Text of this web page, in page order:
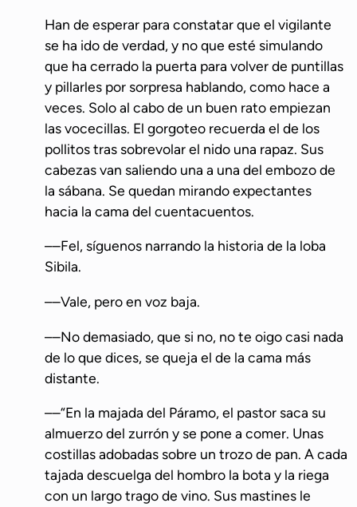
Han de esperar para constatar que el vigilante
se ha ido de verdad, y no que esté simulando
que ha cerrado la puerta para volver de puntillas
y pillarles por sorpresa hablando, como hace a
veces. Solo al cabo de un buen rato empiezan
las vocecillas. El gorgoteo recuerda el de los
pollitos tras sobrevolar el nido una rapaz. Sus
cabezas van saliendo una a una del embozo de
la sábana. Se quedan mirando expectantes
hacia la cama del cuentacuentos.
––Fel, síguenos narrando la historia de la loba
Sibila.
––Vale, pero en voz baja.
––No demasiado, que si no, no te oigo casi nada
de lo que dices, se queja el de la cama más
distante.
––“En la majada del Páramo, el pastor saca su
almuerzo del zurrón y se pone a comer. Unas
costillas adobadas sobre un trozo de pan. A cada
tajada descuelga del hombro la bota y la riega
con un largo trago de vino. Sus mastines le